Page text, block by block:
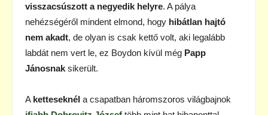
visszacsúszott a negyedik helyre. A pálya
nehézségéről mindent elmond, hogy hibátlan hajtó
nem akadt, de olyan is csak kettő volt, aki legalább
labdát nem vert le, ez Boydon kívül még Papp
Jánosnak sikerült.
A ketteseknél a csapatban háromszoros világbajnok